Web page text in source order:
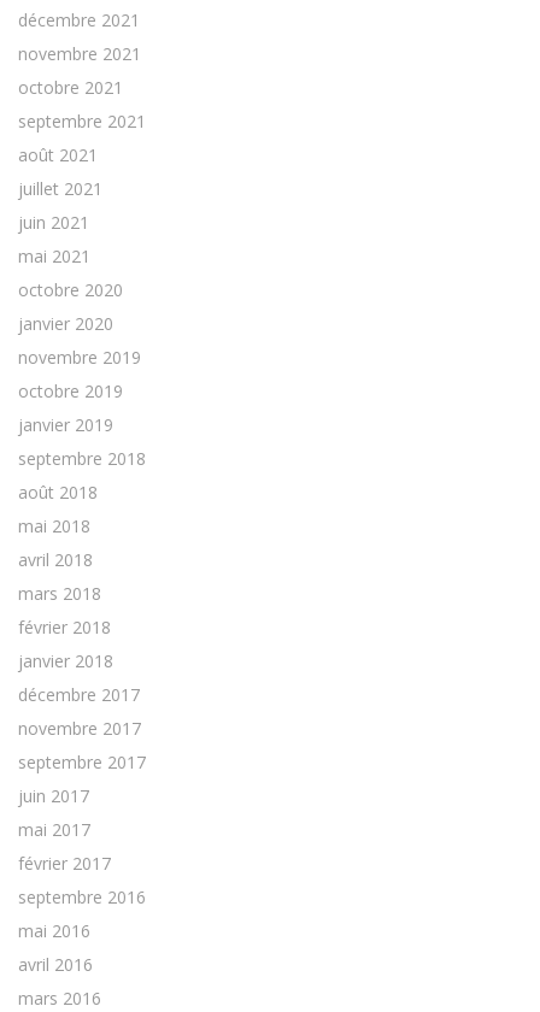
décembre 2021
novembre 2021
octobre 2021
septembre 2021
août 2021
juillet 2021
juin 2021
mai 2021
octobre 2020
janvier 2020
novembre 2019
octobre 2019
janvier 2019
septembre 2018
août 2018
mai 2018
avril 2018
mars 2018
février 2018
janvier 2018
décembre 2017
novembre 2017
septembre 2017
juin 2017
mai 2017
février 2017
septembre 2016
mai 2016
avril 2016
mars 2016